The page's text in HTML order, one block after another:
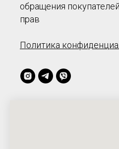
обращения
прав
Политика